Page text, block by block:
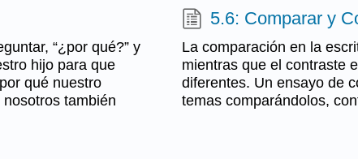
“¿por qué?” y
hijo para que
qué nuestro
también
5.6: Comparar y
La comparación en la
mientras que el contraste
diferentes. Un ensayo de
temas comparándolos,